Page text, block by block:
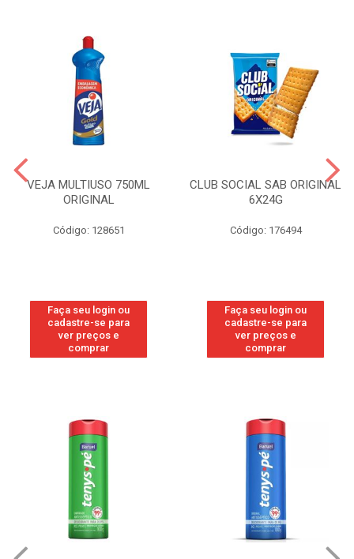
VEJA MULTIUSO 750ML
ORIGINAL
Código: 128651
Faça seu login ou
cadastre-se para
ver preços e
comprar
CLUB SOCIAL SAB ORIGINAL
6X24G
Código: 176494
Faça seu login ou
cadastre-se para
ver preços e
comprar